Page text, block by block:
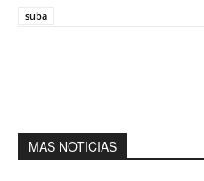
suba
MAS NOTICIAS